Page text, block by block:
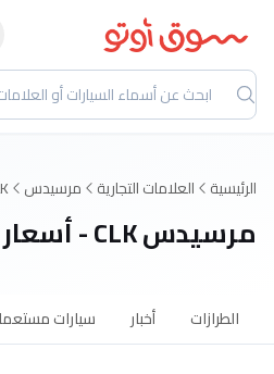
الرئيسية العلامات التجارية مرسيدس
مرسيدس CLK - أسعار المستعمل
الطرازات أخبار سيارات